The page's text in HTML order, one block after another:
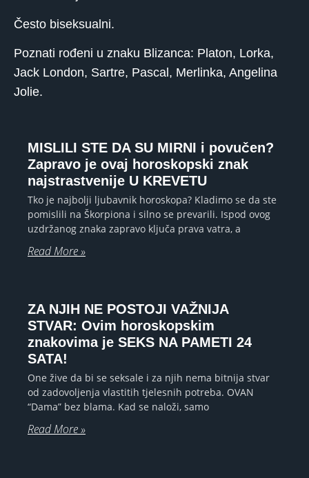
Često biseksualni.
Poznati rođeni u znaku Blizanca: Platon, Lorka,
Jack London, Sartre, Pascal, Merlinka, Angelina
Jolie.
MISLILI STE DA SU MIRNI i povučen?
Zapravo je ovaj horoskopski znak
najstrastvenije U KREVETU
Tko je najbolji ljubavnik horoskopa? Kladimo se da ste
pomislili na Škorpiona i silno se prevarili. Ispod ovog
uzdržanog znaka zapravo ključa prava vatra, a
Read More »
ZA NJIH NE POSTOJI VAŽNIJA
STVAR: Ovim horoskopskim
znakovima je SEKS NA PAMETI 24
SATA!
One žive da bi se seksale i za njih nema bitnija stvar
od zadovoljenja vlastitih tjelesnih potreba. OVAN
“Dama” bez blama. Kad se naloži, samo
Read More »